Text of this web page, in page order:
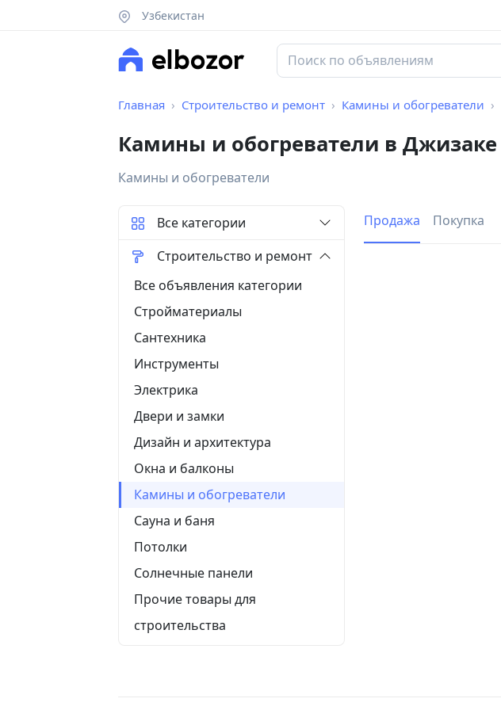
Узбекистан
Главная Строительство и ремонт Камины и обогреватели
Камины и обогреватели в Джизаке
Камины и обогреватели
Продажа Покупка
Все категории
Строительство и ремонт
Все объявления категории
Стройматериалы
Сантехника
Инструменты
Электрика
Двери и замки
Дизайн и архитектура
Окна и балконы
Камины и обогреватели
Сауна и баня
Потолки
Солнечные панели
Прочие товары для
строительства